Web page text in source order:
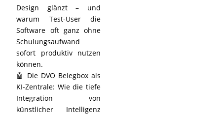
Design glänzt – und
warum Test-User die
Software oft ganz ohne
Schulungsaufwand
sofort produktiv nutzen
können.
🤖 Die DVO Belegbox als
KI-Zentrale: Wie die tiefe
Integration von
künstlicher Intelligenz